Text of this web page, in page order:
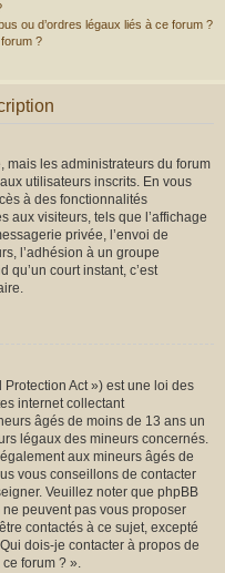
ou d’ordres légaux liés à ce forum ?
?
mais les administrateurs du forum
utilisateurs inscrits. En vous
à des fonctionnalités
aux visiteurs, tels que l’affichage
privée, l’envoi de
l’adhésion à un groupe
qu’un court instant, c’est
Act ») est une loi des
internet collectant
âgés de moins de 13 ans un
légaux des mineurs concernés.
aux mineurs âgés de
vous conseillons de contacter
Veuillez noter que phpBB
peuvent pas vous proposer
contactés à ce sujet, excepté
dois-je contacter à propos de
forum ? ».